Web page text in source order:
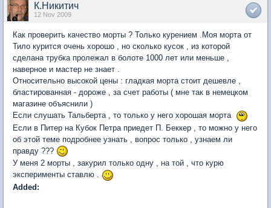
К.Никитич
12 Nov 2009
Как проверить качество морты ? Только курением .Моя морта от
Тило курится очень хорошо , но сколько кусок , из которой
сделана трубка пролежал в болоте 1000 лет или меньше ,
наверное и мастер не знает .
Относительно высокой цены : гладкая морта стоит дешевле ,
бластированная - дороже , за счет работы ( мне так в немецком
магазине объяснили )
Если слушать Тальберта , то только у него хорошая морта
Если в Питер на Кубок Петра приедет П. Беккер , то можно у него
об этой теме подробнее узнать , вопрос только , узнаем ли
правду ???
У меня 2 морты , закурил только одну , на той , что курю
эксперименты ставлю .
Added: